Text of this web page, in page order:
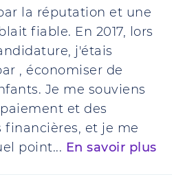
la réputation et une
fiable. En 2017, lors
j'étais
, économiser de
Je me souviens
et des
financières, et je me
point... En savoir plus